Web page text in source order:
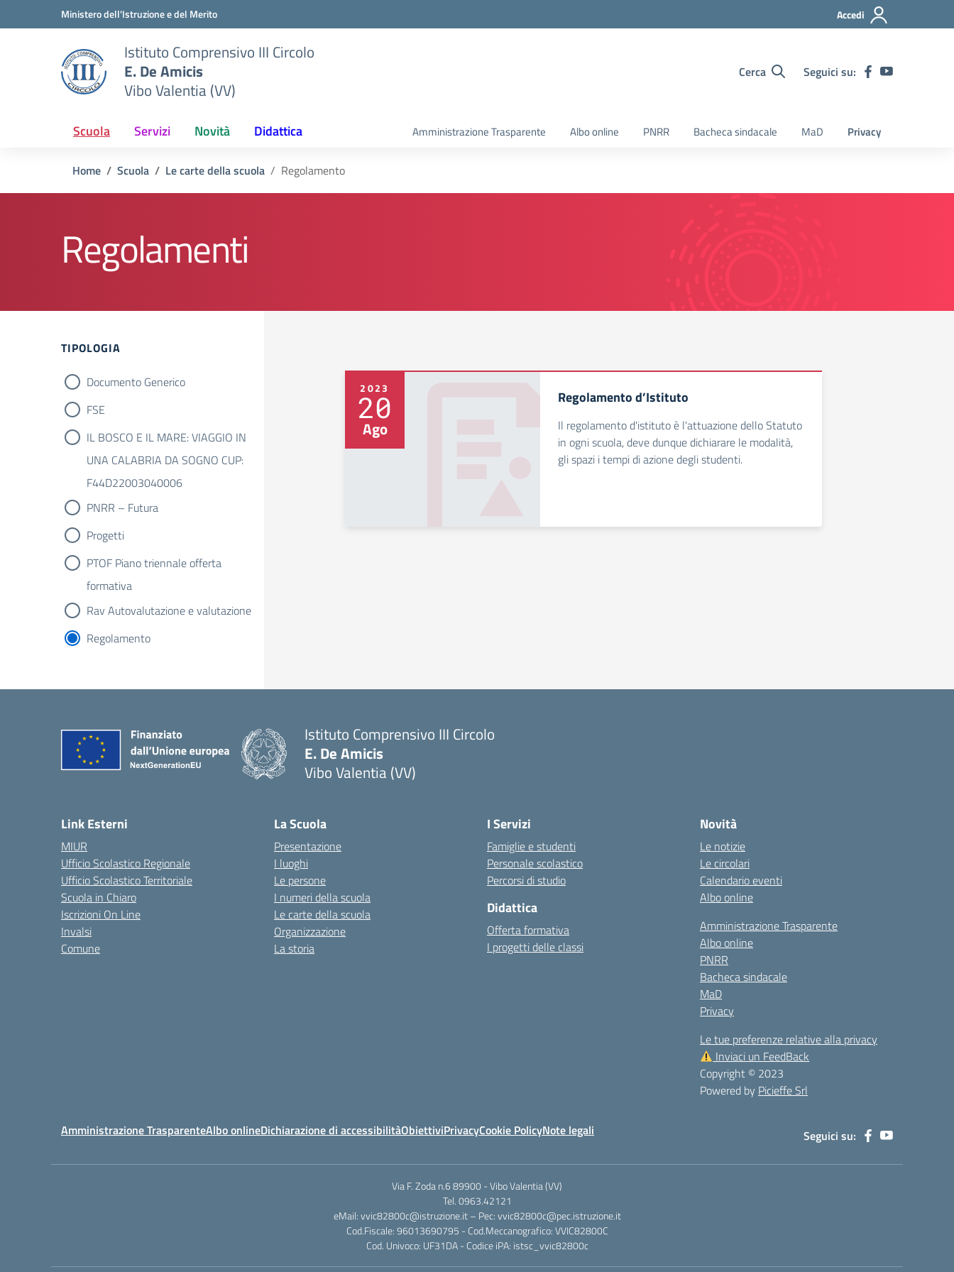
Vai ai contenuti
Vai al menu di navigazioneMinistero dell'Istruzione e del Merito Accedi
Istituto Comprensivo III Circolo
E. De Amicis
Vibo Valentia (VV)
Cerca Seguici su:
Scuola Servizi Novità Didattica Amministrazione Trasparente Albo online PNRR Bacheca sindacale MaD Privacy
Home Scuola Le carte della scuola Regolamento
Regolamenti
TIPOLOGIA
Documento Generico
FSE
IL BOSCO E IL MARE: VIAGGIO IN
UNA CALABRIA DA SOGNO CUP:
F44D22003040006
PNRR – Futura
Progetti
PTOF Piano triennale offerta
formativa
Rav Autovalutazione e valutazione
Regolamento
2023
20
Ago
Regolamento d’Istituto
Il regolamento d'istituto è l'attuazione dello Statuto
in ogni scuola, deve dunque dichiarare le modalità,
gli spazi i tempi di azione degli studenti.
Istituto Comprensivo III Circolo
E. De Amicis
Vibo Valentia (VV)
Link Esterni
MIUR
Ufficio Scolastico Regionale
Ufficio Scolastico Territoriale
Scuola in Chiaro
Iscrizioni On Line
Invalsi
Comune
La Scuola
Presentazione
I luoghi
Le persone
I numeri della scuola
Le carte della scuola
Organizzazione
La storia
I Servizi
Famiglie e studenti
Personale scolastico
Percorsi di studio
Didattica
Offerta formativa
I progetti delle classi
Novità
Le notizie
Le circolari
Calendario eventi
Albo online
Amministrazione Trasparente
Albo online
PNRR
Bacheca sindacale
MaD
Privacy
Le tue preferenze relative alla privacy
Inviaci un FeedBack
Copyright © 2023
Powered by Picieffe Srl
Amministrazione TrasparenteAlbo onlineDichiarazione di accessibilitàObiettiviPrivacyCookie PolicyNote legali Seguici su:
Via F. Zoda n.6 89900 - Vibo Valentia (VV)
Tel. 0963.42121
eMail: vvic82800c@istruzione.it – Pec: vvic82800c@pec.istruzione.it
Cod.Fiscale: 96013690795 - Cod.Meccanografico: VVIC82800C
Cod. Univoco: UF31DA - Codice iPA: istsc_vvic82800c